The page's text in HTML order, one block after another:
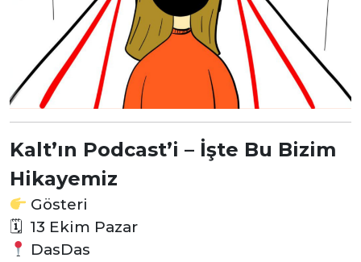
Kalt’ın Podcast’i – İşte Bu Bizim
Hikayemiz
Gösteri
🗓 13 Ekim Pazar
DasDas